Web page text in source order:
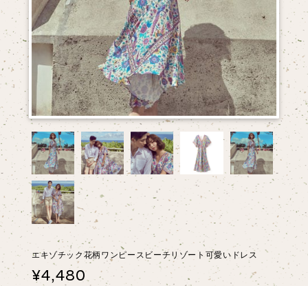
エキゾチック花柄ワンピースビーチリゾート可愛いドレス
¥4,480